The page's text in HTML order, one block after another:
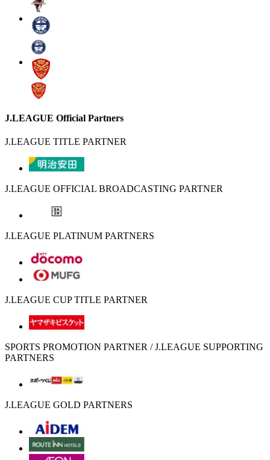
J.LEAGUE Official Partners
J.LEAGUE TITLE PARTNER
J.LEAGUE OFFICIAL BROADCASTING PARTNER
J.LEAGUE PLATINUM PARTNERS
J.LEAGUE CUP TITLE PARTNER
SPORTS PROMOTION PARTNER / J.LEAGUE SUPPORTING
PARTNERS
J.LEAGUE GOLD PARTNERS